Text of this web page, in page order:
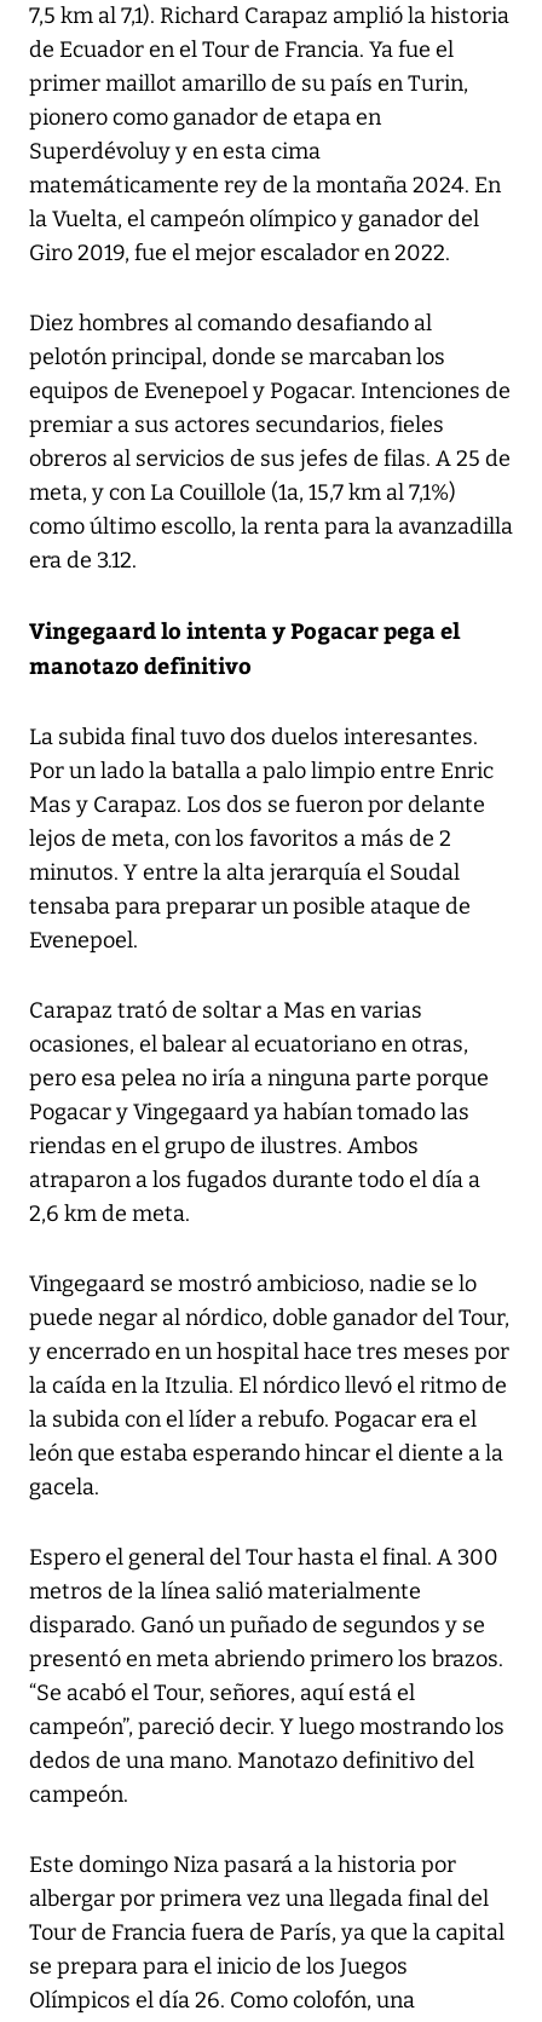
7,5 km al 7,1). Richard Carapaz amplió la historia
de Ecuador en el Tour de Francia. Ya fue el
primer maillot amarillo de su país en Turin,
pionero como ganador de etapa en
Superdévoluy y en esta cima
matemáticamente rey de la montaña 2024. En
la Vuelta, el campeón olímpico y ganador del
Giro 2019, fue el mejor escalador en 2022.
Diez hombres al comando desafiando al
pelotón principal, donde se marcaban los
equipos de Evenepoel y Pogacar. Intenciones de
premiar a sus actores secundarios, fieles
obreros al servicios de sus jefes de filas. A 25 de
meta, y con La Couillole (1a, 15,7 km al 7,1%)
como último escollo, la renta para la avanzadilla
era de 3.12.
Vingegaard lo intenta y Pogacar pega el
manotazo definitivo
La subida final tuvo dos duelos interesantes.
Por un lado la batalla a palo limpio entre Enric
Mas y Carapaz. Los dos se fueron por delante
lejos de meta, con los favoritos a más de 2
minutos. Y entre la alta jerarquía el Soudal
tensaba para preparar un posible ataque de
Evenepoel.
Carapaz trató de soltar a Mas en varias
ocasiones, el balear al ecuatoriano en otras,
pero esa pelea no iría a ninguna parte porque
Pogacar y Vingegaard ya habían tomado las
riendas en el grupo de ilustres. Ambos
atraparon a los fugados durante todo el día a
2,6 km de meta.
Vingegaard se mostró ambicioso, nadie se lo
puede negar al nórdico, doble ganador del Tour,
y encerrado en un hospital hace tres meses por
la caída en la Itzulia. El nórdico llevó el ritmo de
la subida con el líder a rebufo. Pogacar era el
león que estaba esperando hincar el diente a la
gacela.
Espero el general del Tour hasta el final. A 300
metros de la línea salió materialmente
disparado. Ganó un puñado de segundos y se
presentó en meta abriendo primero los brazos.
“Se acabó el Tour, señores, aquí está el
campeón”, pareció decir. Y luego mostrando los
dedos de una mano. Manotazo definitivo del
campeón.
Este domingo Niza pasará a la historia por
albergar por primera vez una llegada final del
Tour de Francia fuera de París, ya que la capital
se prepara para el inicio de los Juegos
Olímpicos el día 26. Como colofón, una